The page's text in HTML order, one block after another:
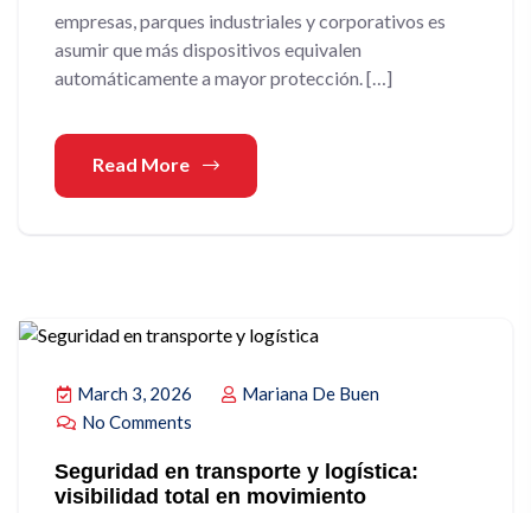
empresas, parques industriales y corporativos es
asumir que más dispositivos equivalen
automáticamente a mayor protección. […]
Read More
March 3, 2026
Mariana De Buen
No Comments
Seguridad en transporte y logística:
visibilidad total en movimiento